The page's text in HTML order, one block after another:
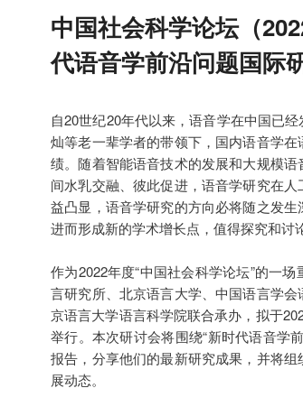
中国社会科学论坛（
代语音学前沿问题国际
自20世纪20年代以来，语音学在中国已
灿等老一辈学者的带领下，国内语音学
绩。随着智能语音技术的发展和大规模
间水乳交融、彼此促进，语音学研究在
益凸显，语音学研究的方向必将随之发
进而形成新的学术增长点，值得探究和讨论
作为2022年度“中国社会科学论坛”的一
言研究所、北京语言大学、中国语言学
京语言大学语言科学院联合承办，拟于
举行。本次研讨会将围绕“新时代语音学
报告，分享他们的最新研究成果，并将
展动态。